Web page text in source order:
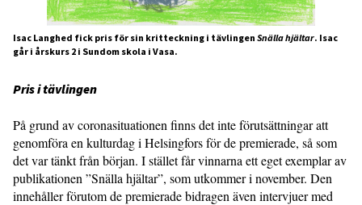
Isac Langhed fick pris för sin kritteckning i tävlingen Snälla hjältar. Isac
går i årskurs 2 i Sundom skola i Vasa.
Pris i tävlingen
På grund av coronasituationen finns det inte förutsättningar att
genomföra en kulturdag i Helsingfors för de premierade, så som
det var tänkt från början. I stället får vinnarna ett eget exemplar av
publikationen ”Snälla hjältar”, som utkommer i november. Den
innehåller förutom de premierade bidragen även intervjuer med